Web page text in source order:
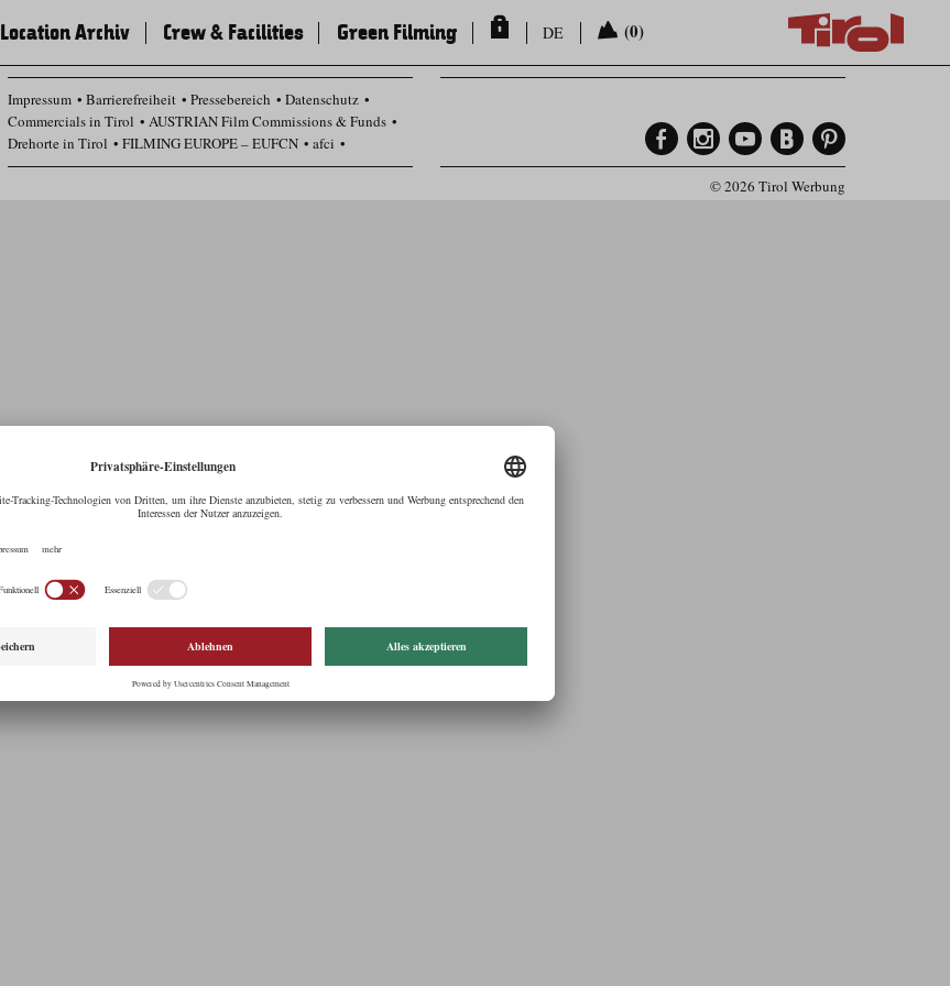
Location Archiv Crew & Facilities Green Filming DE (0)
Impressum Barrierefreiheit Pressebereich
Datenschutz
Commercials in Tirol
AUSTRIAN Film Commissions & Funds
Drehorte in Tirol
FILMING EUROPE – EUFCN
afci
Datenschutz Einstellungen
© 2026 Tirol Werbung